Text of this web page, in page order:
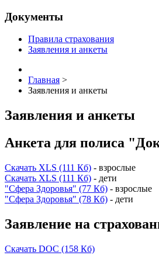
Документы
Правила страхования
Заявления и анкеты
Главная >
Заявления и анкеты
Заявления и анкеты
Анкета для полиса
Скачать XLS (111 Кб) - взрослые
Скачать XLS (111 Кб) - дети
"Сфера Здоровья" (77 Кб) - взрослые
"Сфера Здоровья" (78 Кб) - дети
Заявление на
Скачать DOC (158 Кб)